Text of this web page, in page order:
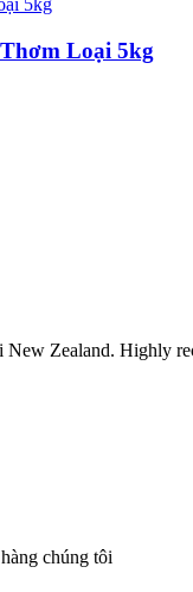
Loại 5kg
New Zealand. Highly
chúng tôi